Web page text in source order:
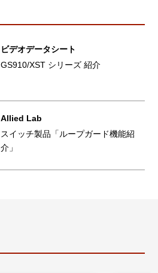
ビデオデータシート
GS910/XST シリーズ 紹介
Allied Lab
スイッチ製品「ループガード機能紹
介」